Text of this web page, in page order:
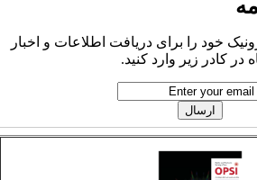
خود را برای دریافت اطلاعات و اخبار
در کادر زیر وارد کنید.